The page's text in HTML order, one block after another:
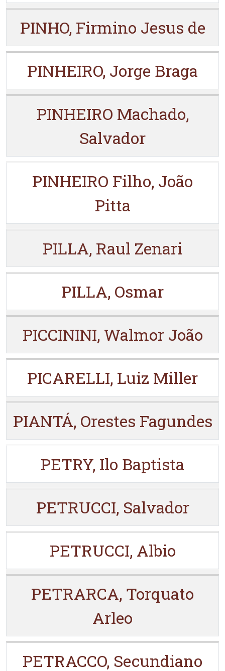
PINHO, Firmino Jesus de
PINHEIRO, Jorge Braga
PINHEIRO Machado,
Salvador
PINHEIRO Filho, João
Pitta
PILLA, Raul Zenari
PILLA, Osmar
PICCININI, Walmor João
PICARELLI, Luiz Miller
PIANTÁ, Orestes Fagundes
PETRY, Ilo Baptista
PETRUCCI, Salvador
PETRUCCI, Albio
PETRARCA, Torquato
Arleo
PETRACCO, Secundiano